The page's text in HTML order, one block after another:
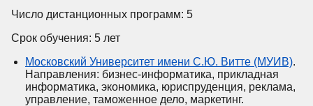
Число дистанционных программ: 5
Срок обучения: 5 лет
Московский Университет имени С.Ю. Витте (МУИВ).
Направления: бизнес-информатика, прикладная
информатика, экономика, юриспруденция, реклама,
управление, таможенное дело, маркетинг.